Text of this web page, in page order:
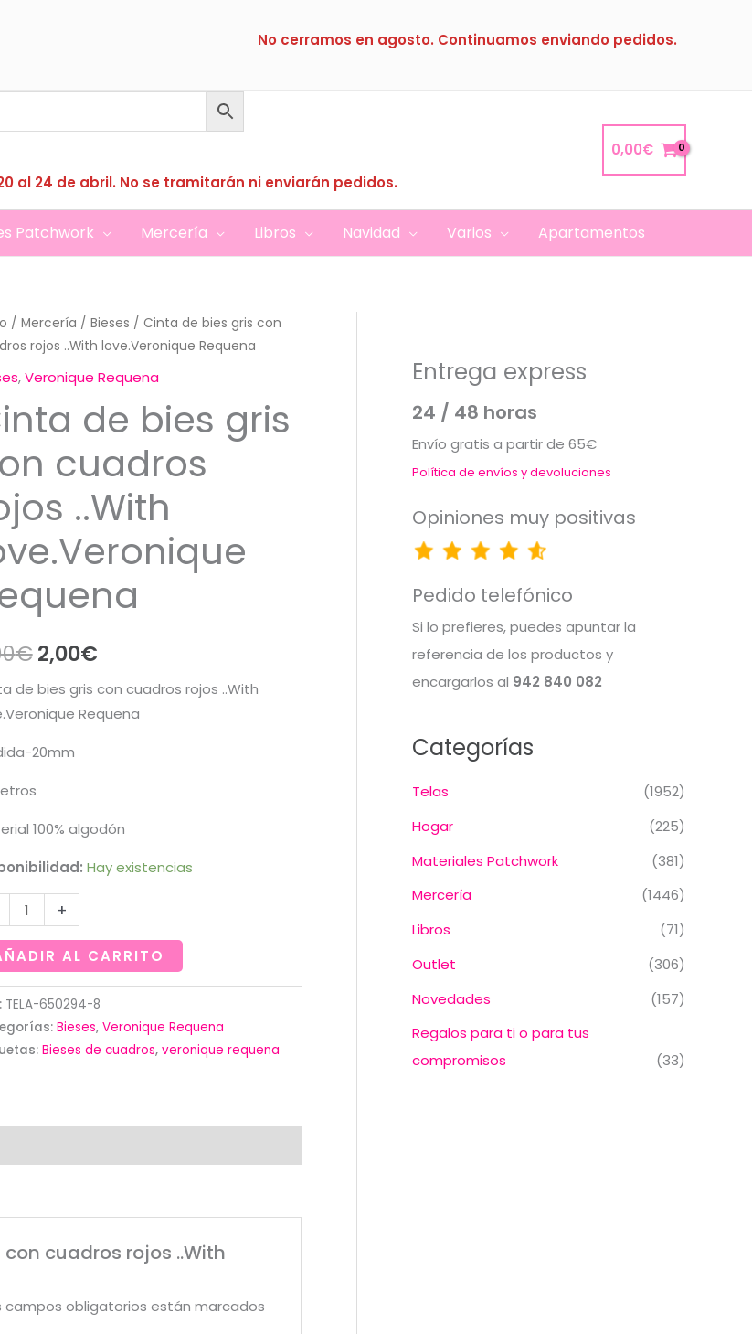
No cerramos en agosto. Continuamos enviando pedidos.
al 24 de abril. No se tramitarán ni enviarán pedidos.
0,00€
Patchwork Mercería Libros Navidad Varios Apartamentos
/ Mercería / Bieses / Cinta de bies gris con
rojos ..With love.Veronique Requena
,Veronique Requena
de bies gris
cuadros
..With
€El
precio
original
era:
2,00€El
precio
actual
de bies gris con cuadros rojos ..With
Requena
20mm
100% algodón
Hay existencias
+
AL CARRITO
TELA-650294-8
Bieses, Veronique Requena
Bieses de cuadros, veronique requena
cuadros rojos ..With
campos obligatorios están marcados
Entrega express
24 / 48 horas
Envío gratis a partir de 65€
Política de envíos y devoluciones
Opiniones muy positivas
Pedido telefónico
Si lo prefieres, puedes apuntar la
referencia de los productos y
encargarlos al 942 840 082
Categorías
Telas
(1952)
Hogar
(225)
Materiales Patchwork
(381)
Mercería
(1446)
Libros
(71)
Outlet
(306)
Novedades
(157)
Regalos para ti o para tus
compromisos
(33)